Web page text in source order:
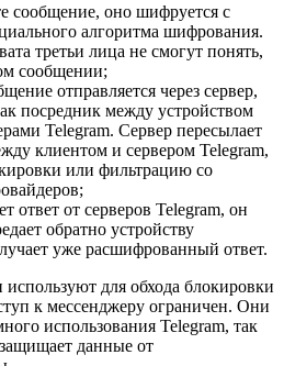
сообщение, оно шифруется с
алгоритма шифрования.
третьи лица не смогут понять,
сообщении;
отправляется через сервер,
посредник между устройством
Telegram. Сервер пересылает
клиентом и сервером Telegram,
или фильтрацию со
ответ от серверов Telegram, он
обратно устройству
уже расшифрованный ответ.
для обхода блокировки
к мессенджеру ограничен. Они
использования Telegram, так
данные от